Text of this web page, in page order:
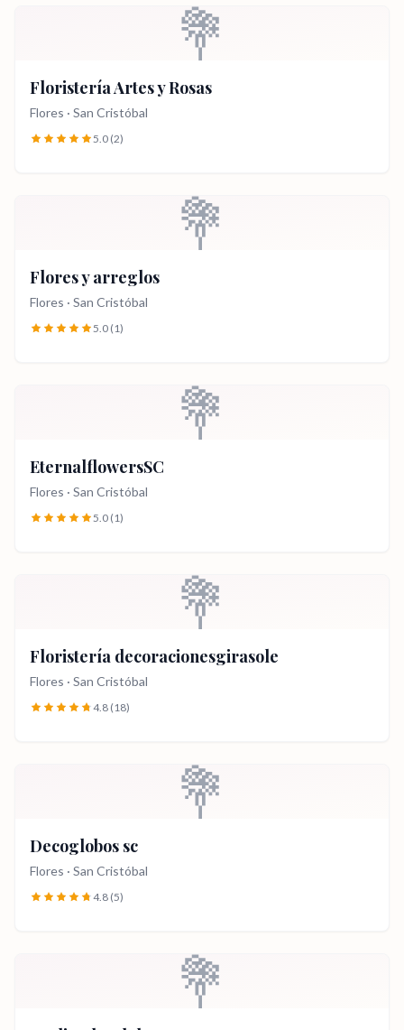
💐
Floristería Artes y Rosas
Flores · San Cristóbal
5.0 (2)
💐
Flores y arreglos
Flores · San Cristóbal
5.0 (1)
💐
EternalflowersSC
Flores · San Cristóbal
5.0 (1)
💐
Floristería decoracionesgirasole
Flores · San Cristóbal
4.8 (18)
💐
Decoglobos sc
Flores · San Cristóbal
4.8 (5)
💐